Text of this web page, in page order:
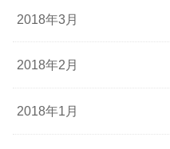
2018年3月
2018年2月
2018年1月